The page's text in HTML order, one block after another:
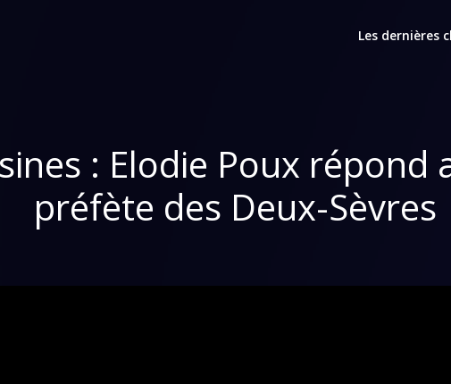
Les dernières
: Elodie Poux répond
préfète des Deux-Sèvres